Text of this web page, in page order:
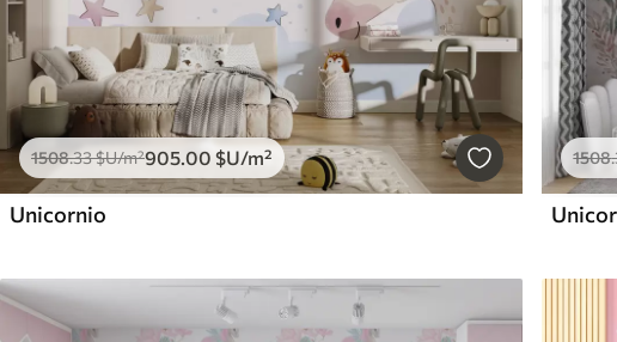
1508.33$U/m²905 .00 $U/m²
Unicornio
1508